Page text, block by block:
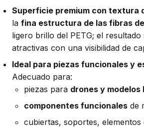
Superficie premium con textura
la fina estructura de las fibras
ligero brillo del PETG; el
atractivas con una visibilidad de
Ideal para piezas funcionales y
Adecuado para:
piezas para drones y modelos
componentes funcionales de
cubiertas, soportes, elementos